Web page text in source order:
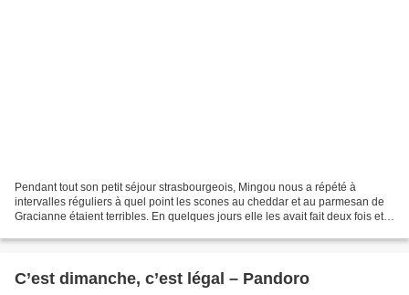
Pendant tout son petit séjour strasbourgeois, Mingou nous a répété à
intervalles réguliers à quel point les scones au cheddar et au parmesan de
Gracianne étaient terribles. En quelques jours elle les avait fait deux fois et
C’est dimanche, c’est légal – Pandoro